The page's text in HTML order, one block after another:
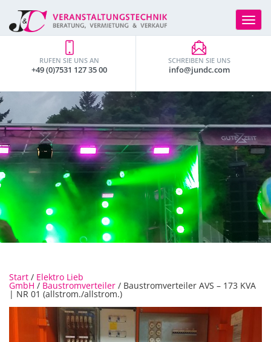
Toggle
SCHREIBEN SIE UNS
info@jundc.com
RUFEN SIE UNS AN
+49 (0)7531 127 35 00
Start / Elektro Lieb
GmbH / Baustromverteiler / Baustromverteiler AVS – 173 KVA
| NR 01 (allstrom./allstrom.)